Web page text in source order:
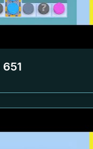
651